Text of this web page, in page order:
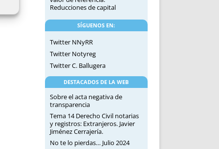
Reducciones de capital
SÍGUENOS EN:
Twitter NNyRR
Twitter Notyreg
Twitter C. Ballugera
DESTACADOS DE LA WEB
Sobre el acta negativa de
transparencia
Tema 14 Derecho Civil notarias
y registros: Extranjeros. Javier
Jiménez Cerrajería.
No te lo pierdas… Julio 2024